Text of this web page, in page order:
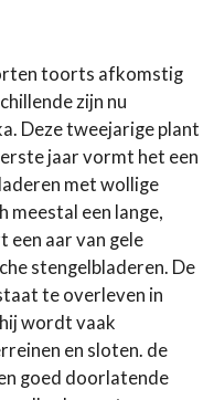
toorts afkomstig
zijn nu
Deze tweejarige plant
jaar vormt het een
met wollige
meestal een lange,
aar van gele
stengelbladeren. De
te overleven in
wordt vaak
en sloten. de
goed doorlatende